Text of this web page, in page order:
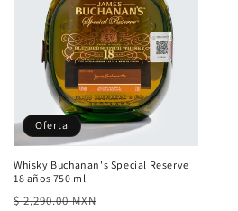
Oferta
Whisky Buchanan's Special Reserve
18 años 750 ml
Precio
$ 2,290.00 MXN